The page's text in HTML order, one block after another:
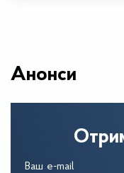
Анонси
Ваш e-mail